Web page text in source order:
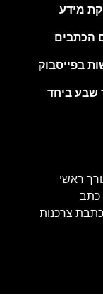
מידע
הכתבים
בפייסבוק
שבע ביחד
ראשי
כתב
צרכנות